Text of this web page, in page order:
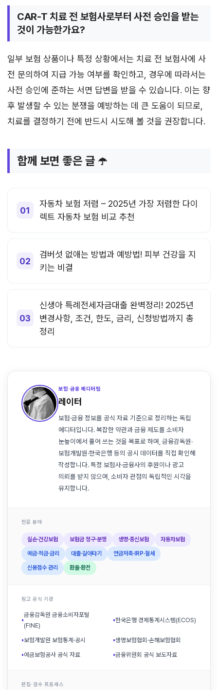
CAR-T 치료 전 보험사로부터 사전 승인을 받는
것이 가능한가요?
일부 보험 상품이나 특정 상황에서는 치료 전 보험사에 사
전 문의하여 지급 가능 여부를 확인하고, 경우에 따라서는
사전 승인에 준하는 서면 답변을 받을 수 있습니다. 이는 향
후 발생할 수 있는 분쟁을 예방하는 데 큰 도움이 되므로,
치료를 결정하기 전에 반드시 시도해 볼 것을 권장합니다.
함께 보면 좋은 글 ☂️
자동차 보험 저렴 – 2025년 가장 저렴한 다이
렉트 자동차 보험 비교 추천
검버섯 없애는 방법과 예방법! 피부 건강을 지
키는 비결
신생아 특례전세자금대출 완벽정리! 2025년
변경사항, 조건, 한도, 금리, 신청방법까지 총
정리
보험·금융 에디터팀
레이터
보험·금융 정보를 공식 자료 기준으로 정리하는 독립
에디터입니다. 복잡한 약관과 금융 제도를 소비자
눈높이에서 풀어 쓰는 것을 목표로 하며, 금융감독원·
보험개발원·한국은행 등의 공시 데이터를 직접 확인해
작성합니다. 특정 보험사·금융사의 후원이나 광고
의뢰를 받지 않으며, 소비자 관점의 독립적인 시각을
유지합니다.
전문 분야
실손·건강보험 보험금 청구·분쟁 생명·종신보험 자동차보험
예금·적금·금리 대출·갈아타기 연금저축·IRP·절세
신용점수 관리 환율·환전
참고 공식 기관
▪
금융감독원 금융소비자포털
(FINE)
▪한국은행 경제통계시스템(ECOS)
▪보험개발원 보험통계·공시 ▪생명보험협회·손해보험협회
▪예금보험공사 공식 자료 ▪금융위원회 공식 보도자료
편집·검수 프로세스